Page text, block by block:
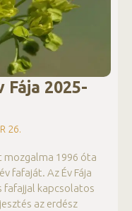
Fája 2025-
26.
mozgalma 1996 óta
fafaját. Az Év Fája
fafajjal kapcsolatos
az erdész